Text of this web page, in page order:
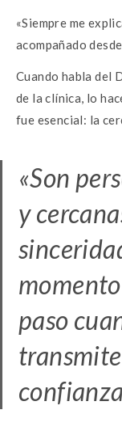
«Siempre me
acompañado
Cuando habla del
de la clínica, lo
fue esencial: la
«Son
y
paso